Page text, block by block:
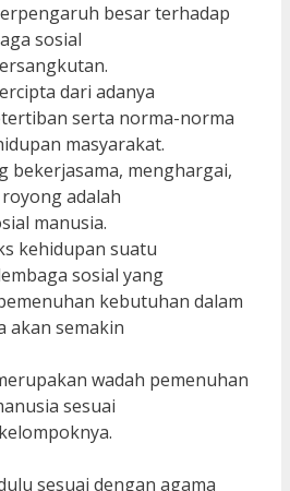
besar terhadap
sosial
dari adanya
serta norma-norma
masyarakat.
bekerjasama, menghargai,
adalah
manusia.
kehidupan suatu
sosial yang
kebutuhan dalam
akan semakin
wadah pemenuhan
sesuai
sesuai dengan agama